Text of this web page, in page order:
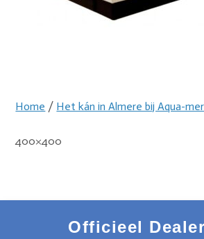
Home / Het kán in Almere bij Aqua-
400×400
Officieel